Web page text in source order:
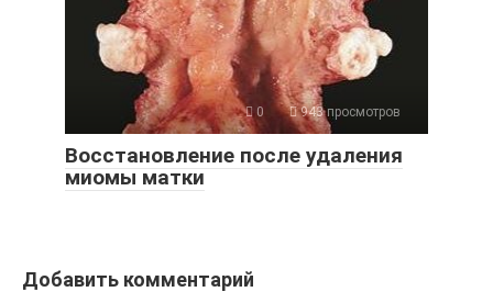
0 943 просмотров
Восстановление после удаления
миомы матки
Добавить комментарий